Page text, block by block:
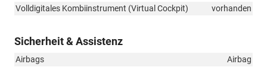
Volldigitales Kombiinstrument (Virtual Cockpit)
vorhanden
Sicherheit & Assistenz
Airbags
Airbag